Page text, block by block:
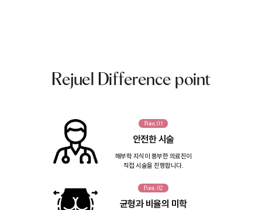
Rejuel Difference point
Point. 01
안전한 시술
해부학 지식이 풍부한 의료진이
직접 시술을 진행합니다.
Point. 02
균형과 비율의 미학